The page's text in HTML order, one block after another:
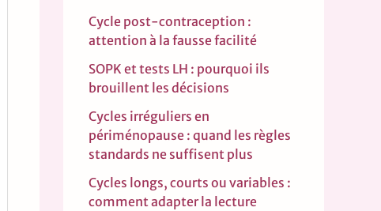
Cycle post-contraception :
attention à la fausse facilité
SOPK et tests LH : pourquoi ils
brouillent les décisions
Cycles irréguliers en
périménopause : quand les règles
standards ne suffisent plus
Cycles longs, courts ou variables :
comment adapter la lecture